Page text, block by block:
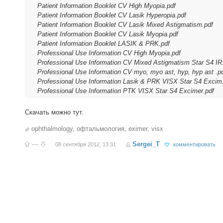
Patient Information Booklet CV High Myopia.pdf
Patient Information Booklet CV Lasik Hyperopia.pdf
Patient Information Booklet CV Lasik Mixed Astigmatism.pdf
Patient Information Booklet CV Lasik Myopia.pdf
Patient Information Booklet LASIK & PRK.pdf
Professional Use Information CV High Myopia.pdf
Professional Use Information CV Mixed Astigmatism Star S4
Professional Use Information CV myo, myo ast, hyp, hyp ast
Professional Use Information Lasik & PRK VISX Star S4
Professional Use Information PTK VISX Star S4 Excimer.pdf
Скачать можно тут.
ophthalmology, офтальмология, eximer, visx
— 08 сентября 2012, 13:31 Sergei_T комментировать